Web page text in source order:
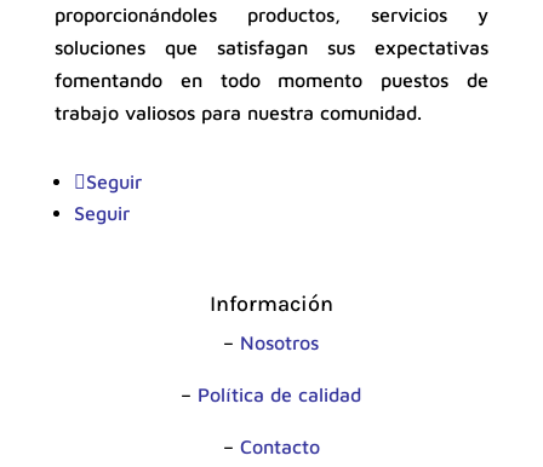
proporcionándoles productos, servicios y
soluciones que satisfagan sus expectativas
fomentando en todo momento puestos de
trabajo valiosos para nuestra comunidad.
Seguir
Seguir
Información
– Nosotros
– Política de calidad
– Contacto